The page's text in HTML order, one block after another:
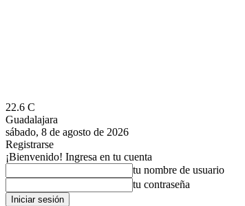
22.6 C
Guadalajara
sábado, 8 de agosto de 2026
Registrarse
¡Bienvenido! Ingresa en tu cuenta
tu nombre de usuario
tu contraseña